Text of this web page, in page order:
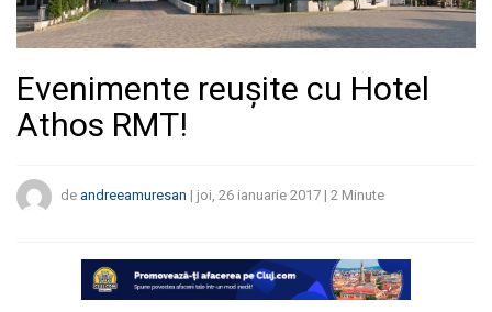
Evenimente reușite cu Hotel
Athos RMT!
de andreeamuresan | joi, 26 ianuarie 2017 | 2 Minute